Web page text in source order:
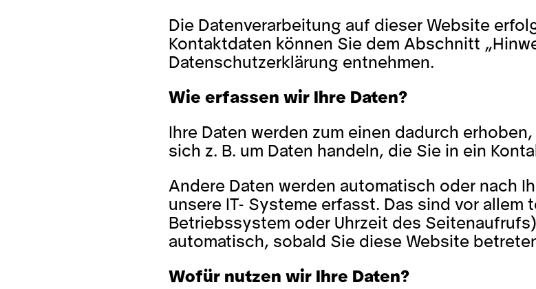
Die Datenverarbeitung auf dieser Website
Kontaktdaten können Sie dem Abschnitt
Datenschutzerklärung entnehmen.
Wie erfassen wir Ihre Daten?
Ihre Daten werden zum einen dadurch
sich z. B. um Daten handeln, die Sie in ein
Andere Daten werden automatisch oder nach
unsere IT- Systeme erfasst. Das sind vor allem
Betriebssystem oder Uhrzeit des
automatisch, sobald Sie diese Website
Wofür nutzen wir Ihre Daten?